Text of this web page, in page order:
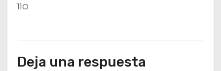
11O
Deja una respuesta